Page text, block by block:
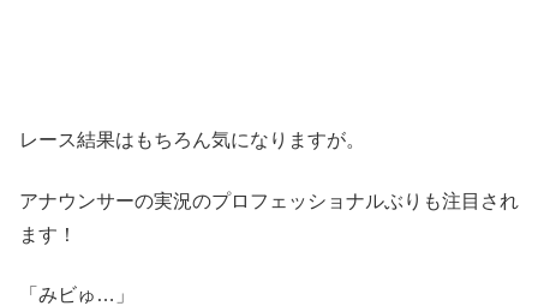
レース結果はもちろん気になりますが。
アナウンサーの実況のプロフェッショナルぶりも注目され
ます！
「みビゅ…」